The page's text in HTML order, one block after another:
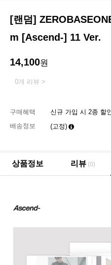
[랜덤]
m [Ascend-] 11 Ver.
14,100원
0개 리뷰 >
구매혜택
신규 가입 시 2종 할
배송정보
(고정)
상품정보 리뷰 (0)